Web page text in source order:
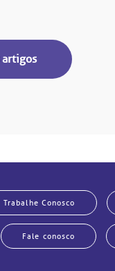
artigos
Trabalhe Conosco
Fale conosco